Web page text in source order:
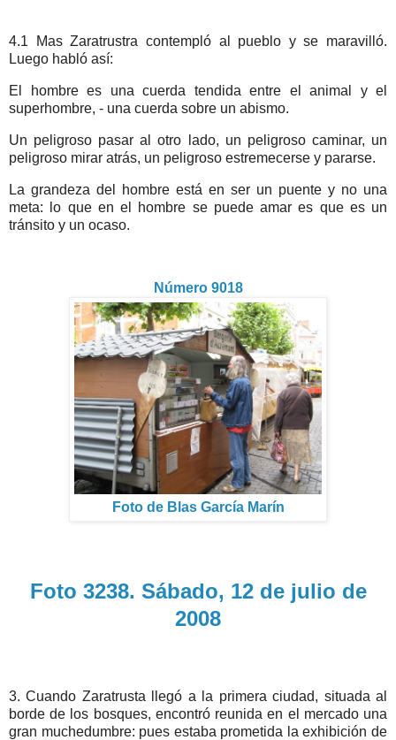
4.1 Mas Zaratrustra contempló al pueblo y se maravilló.
Luego habló así:
El hombre es una cuerda tendida entre el animal y el
superhombre, - una cuerda sobre un abismo.
Un peligroso pasar al otro lado, un peligroso caminar, un
peligroso mirar atrás, un peligroso estremecerse y pararse.
La grandeza del hombre está en ser un puente y no una
meta: lo que en el hombre se puede amar es que es un
tránsito y un ocaso.
Número 9018
Foto de Blas García Marín
Foto 3238. Sábado, 12 de julio de
2008
3. Cuando Zaratrusta llegó a la primera ciudad, situada al
borde de los bosques, encontró reunida en el mercado una
gran muchedumbre: pues estaba prometida la exhibición de